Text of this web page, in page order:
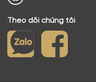
Theo dõi chúng tôi